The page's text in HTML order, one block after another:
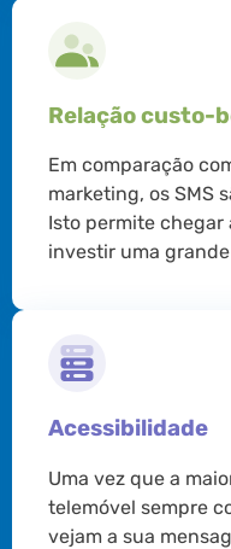
Relação custo-
Em comparação
marketing, os SMS
Isto permite chegar
investir uma
Acessibilidade
Uma vez que a
telemóvel sempre
vejam a sua